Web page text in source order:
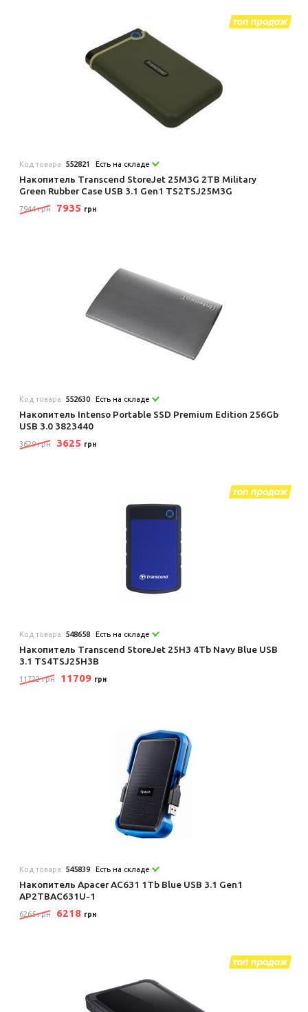
Код товара: 552821 Есть на складе
Накопитель Transcend StoreJet 25M3G 2TB Military
Green Rubber Case USB 3.1 Gen1 TS2TSJ25M3G
7944 грн 7935 грн
Код товара: 552630 Есть на складе
Накопитель Intenso Portable SSD Premium Edition 256Gb
USB 3.0 3823440
3629 грн 3625 грн
Код товара: 548658 Есть на складе
Накопитель Transcend StoreJet 25H3 4Tb Navy Blue USB
3.1 TS4TSJ25H3B
11722 грн 11709 грн
Код товара: 545839 Есть на складе
Накопитель Apacer AC631 1Tb Blue USB 3.1 Gen1
AP2TBAC631U-1
6265 грн 6218 грн